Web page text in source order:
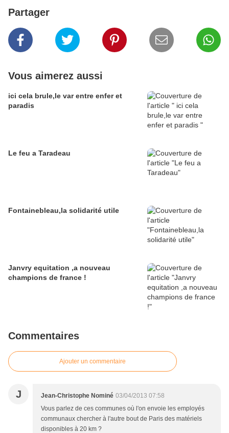
Partager
Vous aimerez aussi
ici cela brule,le var entre enfer et
paradis
Le feu a Taradeau
Fontainebleau,la solidarité utile
Janvry equitation ,a nouveau
champions de france !
Commentaires
Ajouter un commentaire
J Jean-Christophe Nominé 03/04/2013 07:58
Vous parlez de ces communes où l'on envoie les employés
communaux chercher à l'autre bout de Paris des matériels
disponibles à 20 km ?